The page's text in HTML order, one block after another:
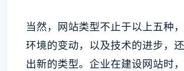
当然，网站类型不止于以上五种
环境的变动，以及技术的进步，
出新的类型。企业在建设网站时